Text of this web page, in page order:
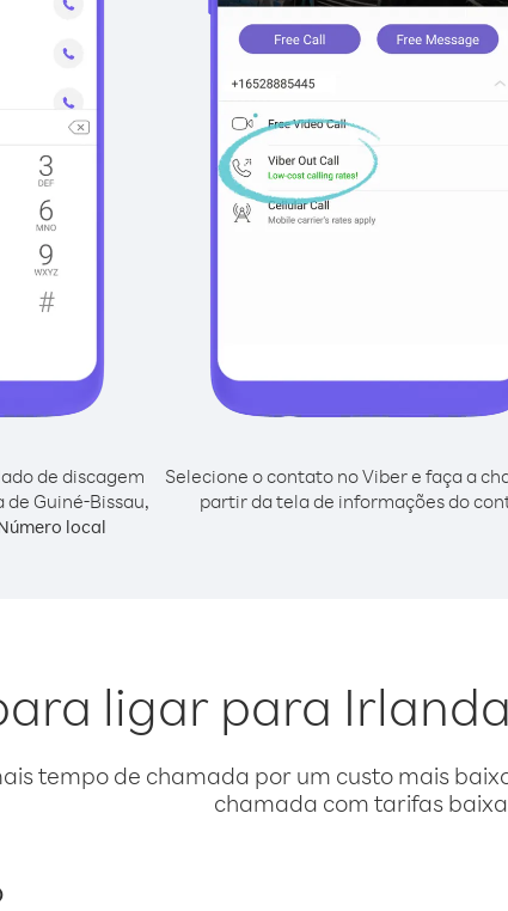
de discagem
Guiné-Bissau,
local
Selecione o contato no Viber e faça a
partir da tela de informações do
ligar para
tempo de chamada por um custo mais
chamada com tarifas